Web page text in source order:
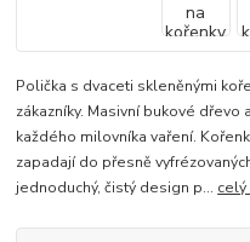
Polička s dvaceti skleněnými
zákazníky. Masivní bukové
každého milovníka vaření.
zapadají do přesně
jednoduchý, čistý design p...